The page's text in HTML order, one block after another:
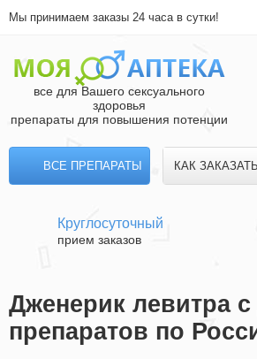
Мы принимаем заказы 24 часа в сутки!
все для Вашего сексуального
здоровья
препараты для повышения потенции
ВСЕ ПРЕПАРАТЫ КАК ЗАКАЗАТЬ
Круглосуточный
прием заказов
Дженерик левитра
препаратов по